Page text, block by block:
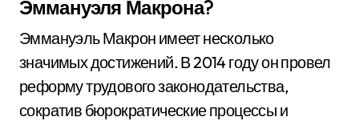
Эммануэля Макрона?
Эммануэль Макрон имеет несколько
значимых достижений. В 2014 году он провел
реформу трудового законодательства,
сократив бюрократические процессы и